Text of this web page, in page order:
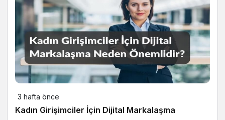
3 hafta önce
Kadın Girişimciler İçin Dijital Markalaşma